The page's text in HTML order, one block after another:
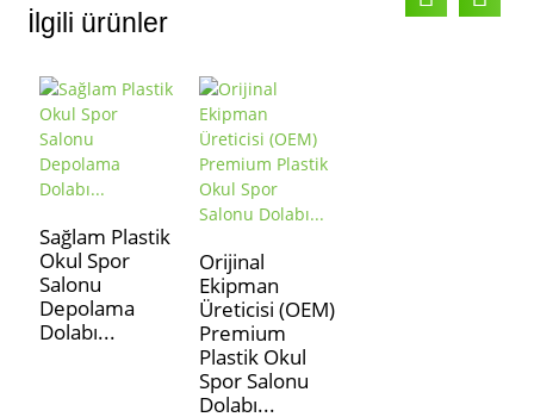
İlgili ürünler
Sağlam Plastik
Okul Spor
Salonu
Depolama
Dolabı...
Orijinal
Ekipman
Üreticisi (OEM)
Premium
Plastik Okul
Spor Salonu
Dolabı...